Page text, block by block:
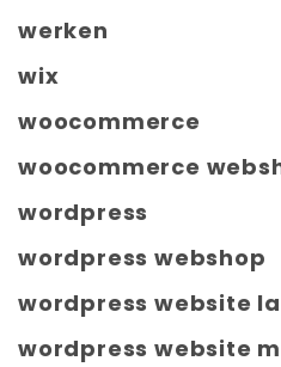
werken
wix
woocommerce
woocommerce
wordpress
wordpress webshop
wordpress website
wordpress website